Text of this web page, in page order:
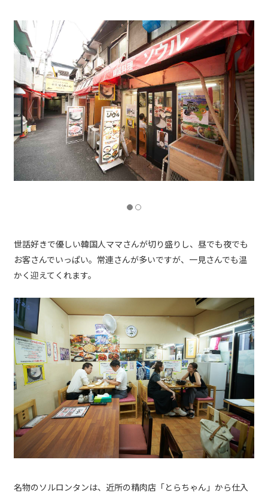
世話好きで優しい韓国人ママさんが切り盛りし、昼でも夜でも
お客さんでいっぱい。常連さんが多いですが、一見さんでも温
かく迎えてくれます。
名物のソルロンタンは、近所の精肉店「とらちゃん」から仕入